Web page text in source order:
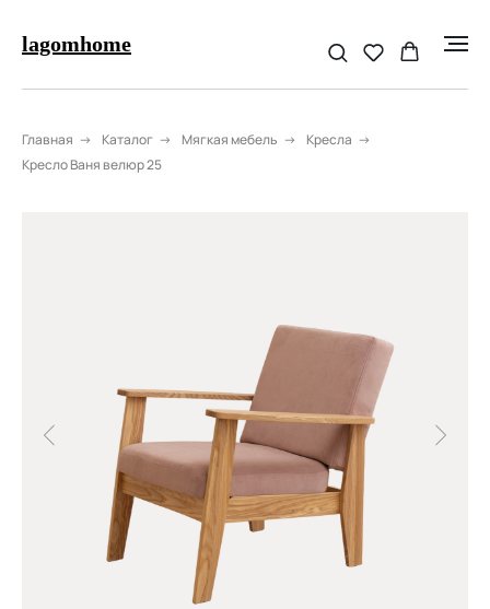
lagomhome
Главная → Каталог → Мягкая мебель → Кресла →
Кресло Ваня велюр 25